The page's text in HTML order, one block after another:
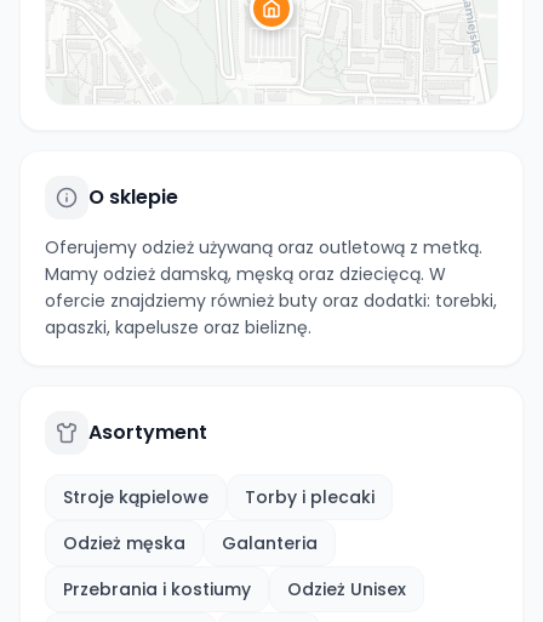
O sklepie
Oferujemy odzież używaną oraz outletową z metką.
Mamy odzież damską, męską oraz dziecięcą. W
ofercie znajdziemy również buty oraz dodatki: torebki,
apaszki, kapelusze oraz bieliznę.
Asortyment
Stroje kąpielowe
Torby i plecaki
Odzież męska
Galanteria
Przebrania i kostiumy
Odzież Unisex